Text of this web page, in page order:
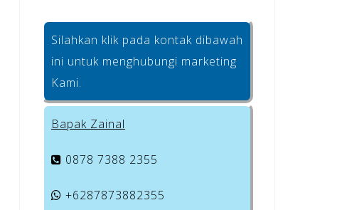
Silahkan klik pada kontak dibawah
ini untuk menghubungi marketing
Kami.
Bapak Zainal
0878 7388 2355
+6287873882355